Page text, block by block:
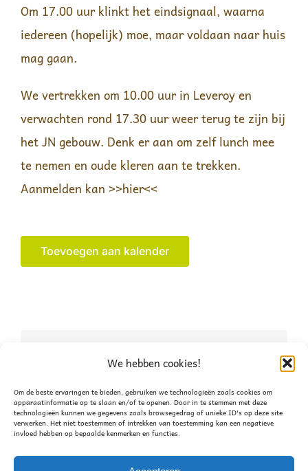
We hebben cookies!
Om de beste ervaringen te bieden, gebruiken we technologieën zoals cookies om
apparaatinformatie op te slaan en/of te openen. Door in te stemmen met deze
technologieën kunnen we gegevens zoals browsegedrag of unieke ID's op deze site
verwerken. Het niet toestemmen of intrekken van toestemming kan een negatieve
invloed hebben op bepaalde kenmerken en functies.
Om 17.00 uur klinkt het eindsignaal, waarna
iedereen (hopelijk) moe, maar voldaan naar huis
mag gaan.
We vertrekken om 10.00 uur in Leveroy en
verwachten rond 17.30 uur weer terug te zijn bij
het JN gebouw. Denk er aan om zelf lunch mee
te nemen en oude kleren aan te trekken.
Aanmelden kan >>hier<<
Toevoegen aan kalender
Deel dit verhaal, kies je
platform!
Facebook
X WhatsApp